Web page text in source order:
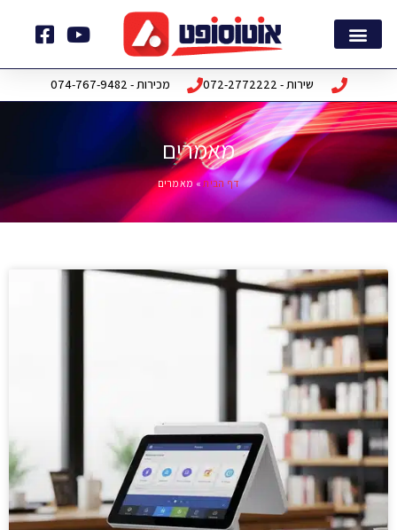
שירות - 072-2772222 מכירות - 074-767-9482
מאמרים
דף הבית»מאמרים